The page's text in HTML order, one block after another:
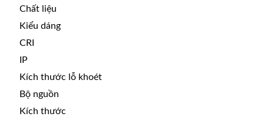
Chất liệu
Kiểu dáng
CRI
IP
Kích thước lỗ khoét
Bộ nguồn
Kích thước